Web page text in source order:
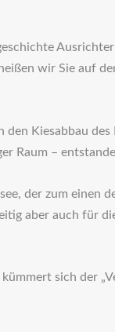
wir Sie auf
Kiesabbau
Raum –
der zum einen
aber auch für
sich der